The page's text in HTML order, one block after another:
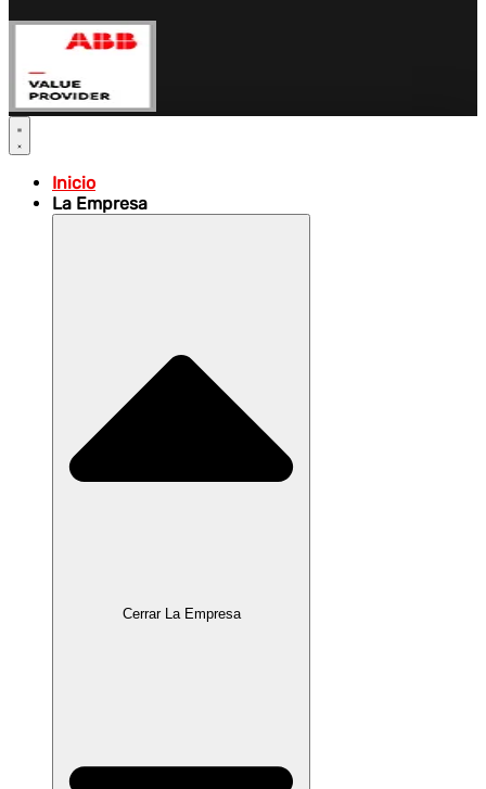
Inicio
La Empresa
Cerrar La Empresa